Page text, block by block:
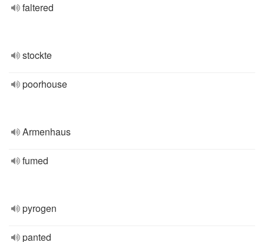
faltered
stockte
poorhouse
Armenhaus
fumed
pyrogen
panted